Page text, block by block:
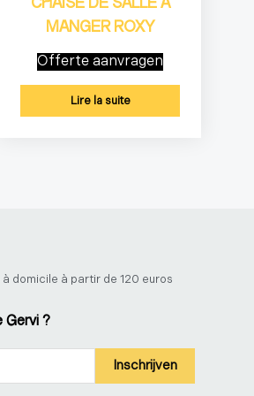
MANGER ROXY
Offerte aanvragen
Lire la suite
domicile à partir de 120 euros
Gervi ?
Inschrijven